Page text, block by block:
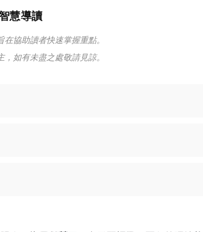
慧導讀
協助讀者快速掌握重點。
如有未盡之處敬請見諒。